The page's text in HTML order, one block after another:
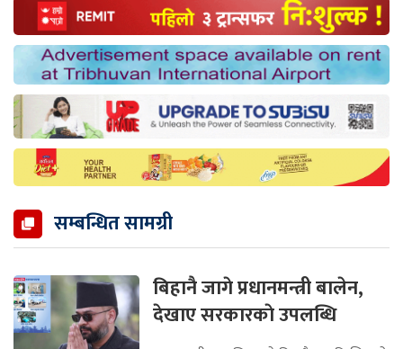
सम्बन्धित सामग्री
बिहानै जागे प्रधानमन्त्री बालेन,
देखाए सरकारकाे उपलब्धि